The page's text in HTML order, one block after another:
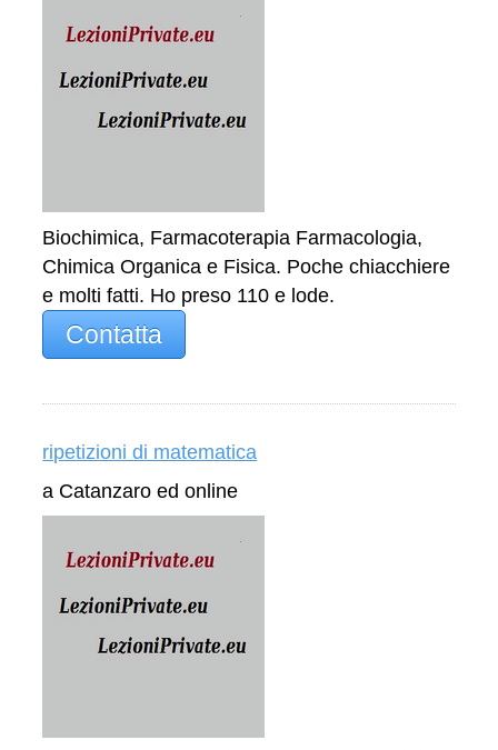
Biochimica, Farmacoterapia Farmacologia,
Chimica Organica e Fisica. Poche chiacchiere
e molti fatti. Ho preso 110 e lode.
Contatta
ripetizioni di matematica
a Catanzaro ed online